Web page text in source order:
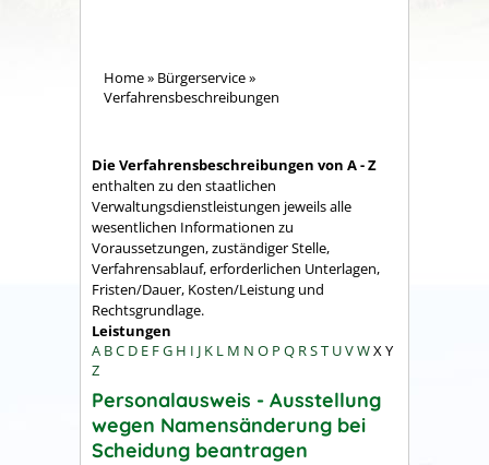
Home» Bürgerservice»
Verfahrensbeschreibungen
Die Verfahrensbeschreibungen von A - Z
enthalten zu den staatlichen
Verwaltungsdienstleistungen jeweils alle
wesentlichen Informationen zu
Voraussetzungen, zuständiger Stelle,
Verfahrensablauf, erforderlichen Unterlagen,
Fristen/Dauer, Kosten/Leistung und
Rechtsgrundlage.
Leistungen
A BC D E FG H I J K L M N O P Q RST UVWX Y
Z
Personalausweis - Ausstellung
wegen Namensänderung bei
Scheidung beantragen